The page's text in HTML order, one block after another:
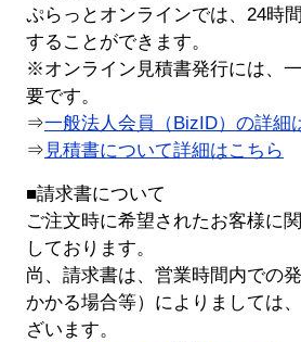
ぷらっとオンラインでは、24時
することができます。
※オンライン見積書発行には、
要です。
⇒一般法人会員（BizID）の詳細
⇒ 見積書について詳細はこちら
■請求書について
ご注文時に希望されたお客様に
しております。
尚、請求書は、営業時間内での
かかる場合等）によりましては
ざいます。